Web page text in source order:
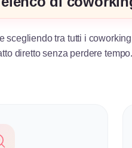
scegliendo tra tutti i
diretto senza perdere